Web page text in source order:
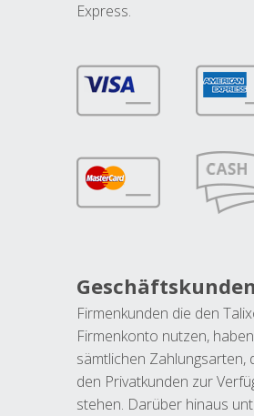
Express.
Geschäftskunden
Firmenkunden die den
Firmenkonto nutzen,
sämtlichen Zahlungsarten,
den Privatkunden zur
stehen. Darüber hinaus